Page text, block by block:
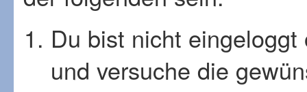
Du bist nicht
und versuche die